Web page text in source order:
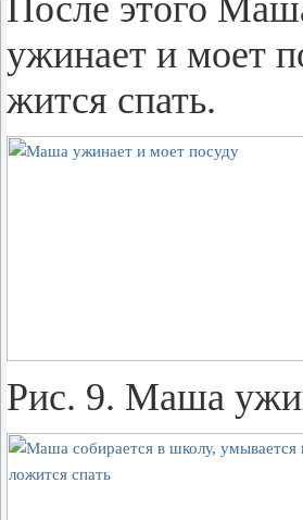
После этого
ужи­на­ет и моет
жит­ся спать.
Рис. 9. Маша